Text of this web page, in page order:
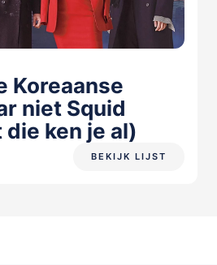
Koreaanse
niet Squid
die ken je al)
BEKIJK LIJST